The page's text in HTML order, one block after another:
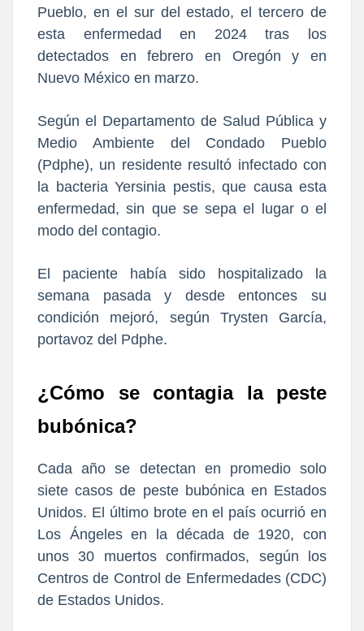
Pueblo, en el sur del estado, el tercero de
esta enfermedad en 2024 tras
los
detectados en febrero en Oregón y en
Nuevo México en marzo.
Según el Departamento de Salud Pública y
Medio Ambiente del Condado Pueblo
(Pdphe), un residente resultó infectado con
la bacteria Yersinia pestis, que causa esta
enfermedad, sin que se sepa el lugar o el
modo del contagio.
El paciente había sido hospitalizado la
semana pasada y desde entonces su
condición mejoró, según Trysten García,
portavoz del Pdphe.
¿Cómo se contagia la peste
bubónica?
Cada año se detectan en promedio solo
siete casos de peste bubónica en Estados
Unidos. El último brote en el país ocurrió en
Los Ángeles en la década de 1920, con
unos 30 muertos confirmados, según los
Centros de Control de Enfermedades (CDC)
de Estados Unidos.